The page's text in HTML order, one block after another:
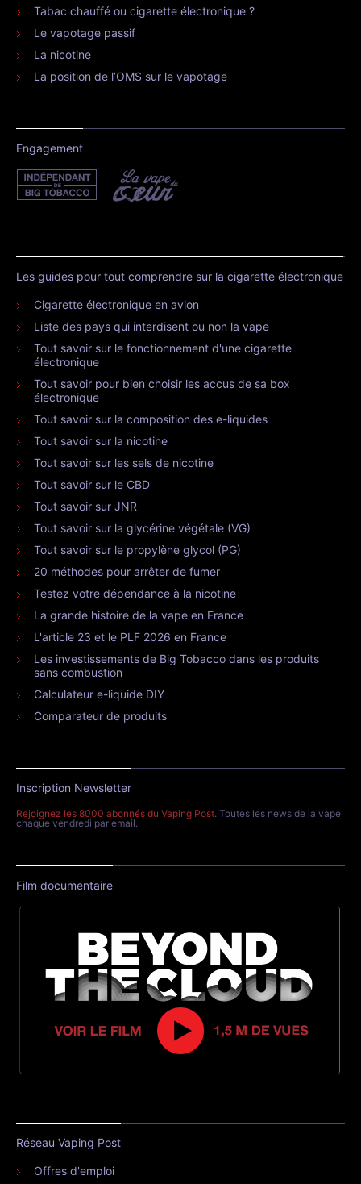
Tabac chauffé ou cigarette électronique ?
Le vapotage passif
La nicotine
La position de l’OMS sur le vapotage
Engagement
Les guides pour tout comprendre sur la cigarette électronique
Cigarette électronique en avion
Liste des pays qui interdisent ou non la vape
Tout savoir sur le fonctionnement d'une cigarette
électronique
Tout savoir pour bien choisir les accus de sa box
électronique
Tout savoir sur la composition des e-liquides
Tout savoir sur la nicotine
Tout savoir sur les sels de nicotine
Tout savoir sur le CBD
Tout savoir sur JNR
Tout savoir sur la glycérine végétale (VG)
Tout savoir sur le propylène glycol (PG)
20 méthodes pour arrêter de fumer
Testez votre dépendance à la nicotine
La grande histoire de la vape en France
L'article 23 et le PLF 2026 en France
Les investissements de Big Tobacco dans les produits
sans combustion
Calculateur e-liquide DIY
Comparateur de produits
Inscription Newsletter
Rejoignez les 8000 abonnés du Vaping Post. Toutes les news de la vape
chaque vendredi par email.
Film documentaire
Réseau Vaping Post
Offres d'emploi